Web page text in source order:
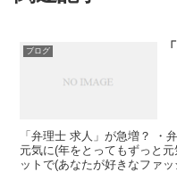
ブログ
「弁理士 求人」が急増？ ・
元気に(年をとってもずっと
ットで(あなたが好きなファ